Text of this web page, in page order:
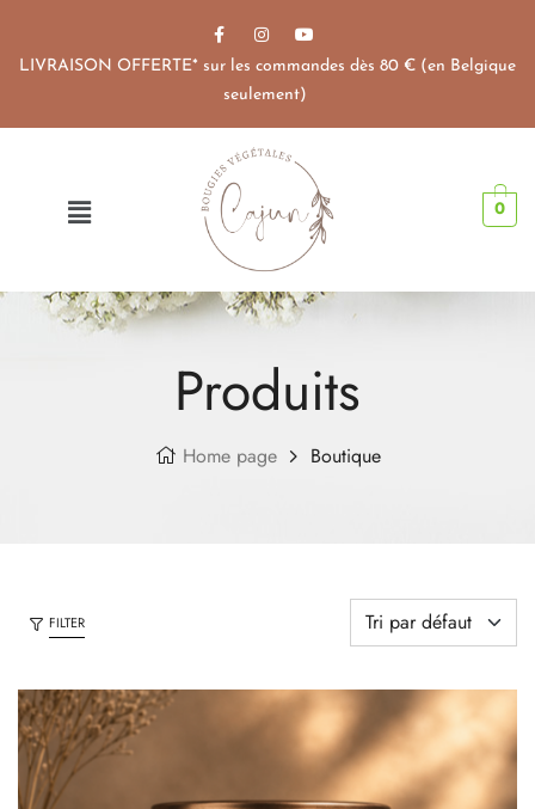
LIVRAISON OFFERTE* sur les commandes dès 80 € (en Belgique
seulement)
0
Produits
Home page Boutique
FILTER